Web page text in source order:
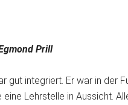
Prill
gut integriert. Er war in der
eine Lehrstelle in Aussicht.